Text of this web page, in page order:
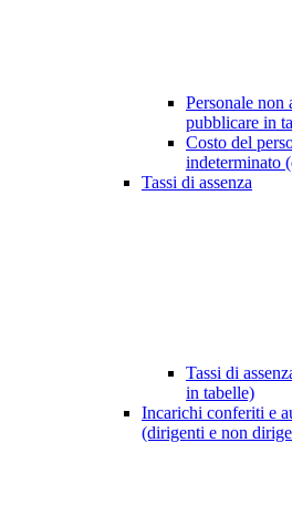
Personale non
pubblicare in
Costo del
indeterminato
Tassi di assenza
Tassi di
in tabelle)
Incarichi conferiti e
(dirigenti e non